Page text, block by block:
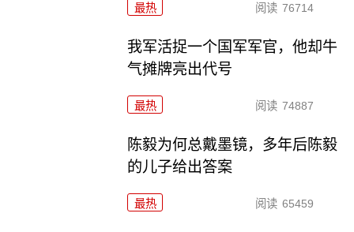
最热 阅读 76714
我军活捉一个国军军官，他却牛
气摊牌亮出代号
最热 阅读 74887
陈毅为何总戴墨镜，多年后陈毅
的儿子给出答案
最热 阅读 65459